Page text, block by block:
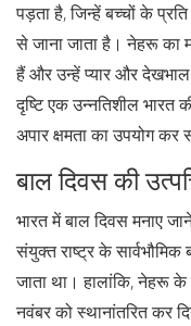
पड़ता है, जिन्हें बच्चों के
से जाना जाता है। नेहरू का
हैं और उन्हें प्यार और देखभाल
दृष्टि एक उन्नतिशील भारत
अपार क्षमता का उपयोग कर
बाल दिवस की
भारत में बाल दिवस मनाए
संयुक्त राष्ट्र के
जाता था। हालांकि, नेहरू के
नवंबर को स्थानांतरित कर